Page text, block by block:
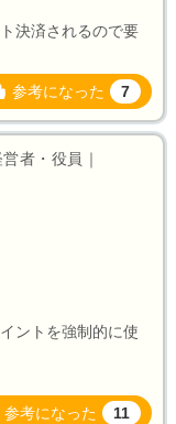
決済されるので要
参考になった 7
者・役員｜
ントを強制的に使
参考になった 11